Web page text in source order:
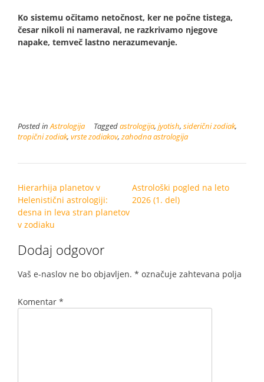
Ko sistemu očitamo netočnost, ker ne počne tistega,
česar nikoli ni nameraval, ne razkrivamo njegove
napake, temveč lastno nerazumevanje.
Posted inAstrologija Taggedastrologija, jyotish, siderični zodiak,
tropični zodiak, vrste zodiakov, zahodna astrologija
Post
navigation
Hierarhija planetov v
Helenistični astrologiji:
desna in leva stran planetov
v zodiaku
Astrološki pogled na leto
2026 (1. del)
Dodaj odgovor
Vaš e-naslov ne bo objavljen. * označuje zahtevana polja
Komentar *